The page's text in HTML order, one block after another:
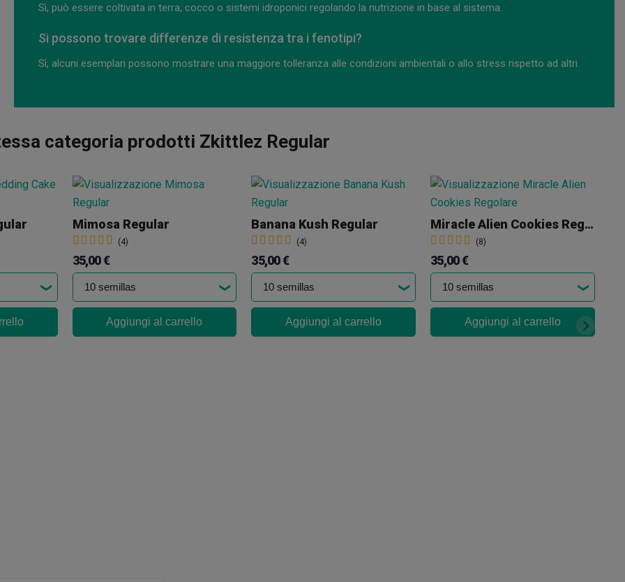
Sì, può essere coltivata in terra, cocco o sistemi idroponici regolando la nutrizione in base al sistema.
Si possono trovare differenze di resistenza tra i fenotipi?
Sì, alcuni esemplari possono mostrare una maggiore tolleranza alle condizioni ambientali o allo stress rispetto ad altri.
categoria prodotti Zkittlez Regular
Mimosa Regular
(4)
35,00 €
Aggiungi al carrello
Banana Kush Regular
(4)
35,00 €
Aggiungi al carrello
Miracle Alien Cookies Regular
(8)
35,00 €
Aggiungi al carrello